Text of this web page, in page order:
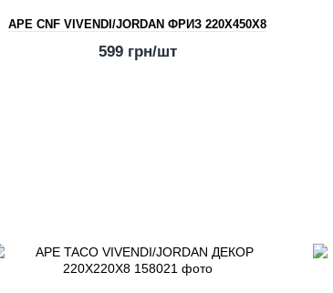
APE CNF VIVENDI/JORDAN ФРИЗ 220X450X8
599 грн/шт